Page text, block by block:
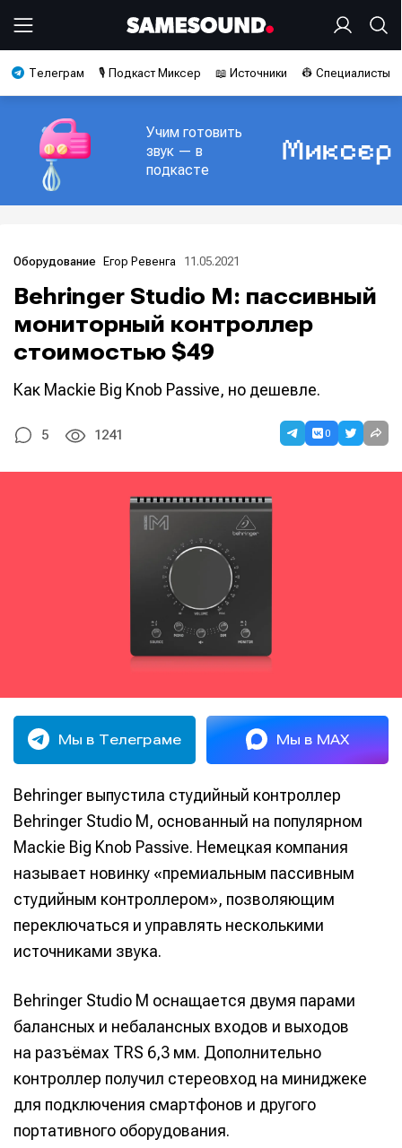
Телеграм 🎙️ Подкаст Миксер 📖 Источники 👷 Специалисты
Учим готовить
звук — в
подкасте
Оборудование Егор Ревенга 11.05.2021
Behringer Studio M: пассивный
мониторный контроллер
стоимостью $49
Как Mackie Big Knob Passive, но дешевле.
5 1241 0
Мы в Телеграме Мы в MAX
Behringer выпустила студийный контроллер
Behringer Studio M, основанный на популярном
Mackie Big Knob Passive. Немецкая компания
называет новинку «премиальным пассивным
студийным контроллером», позволяющим
переключаться и управлять несколькими
источниками звука.
Behringer Studio M оснащается двумя парами
балансных и небалансных входов и выходов
на разъёмах TRS 6,3 мм. Дополнительно
контроллер получил стереовход на миниджеке
для подключения смартфонов и другого
портативного оборудования.